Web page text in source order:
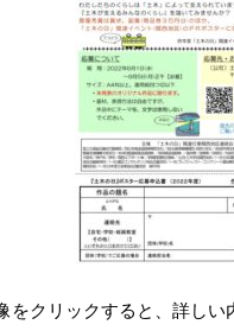
をクリックすると、詳しい